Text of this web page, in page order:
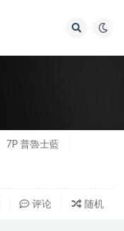
7P 普魯士藍
评论 随机